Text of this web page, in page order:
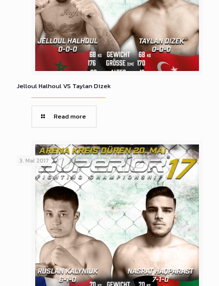
Jelloul Halhoul VS Taylan Dizek
Read more
3. Mai 2017